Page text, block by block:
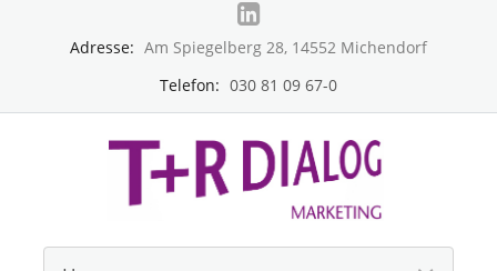
Adresse: Am Spiegelberg 28, 14552 Michendorf
Telefon: 030 81 09 67-0